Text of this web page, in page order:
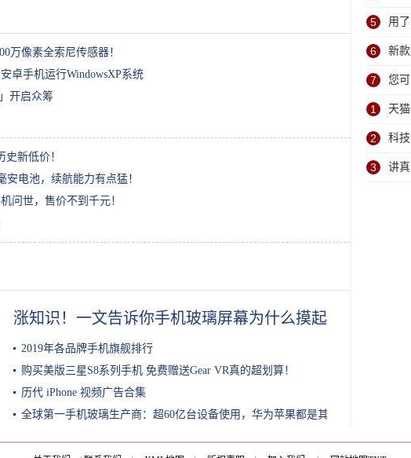
万像素全索尼传感器！
卓手机运行WindowsXP系统
开启众筹
新低价！
电池，续航能力有点猛！
问世，售价不到千元！
涨知识！一文告诉你手机玻璃屏幕为什么摸起来比普通玻
2019年各品牌手机旗舰排行
购买美版三星S8系列手机 免费赠送Gear VR真的超划算！
历代 iPhone 视频广告合集
全球第一手机玻璃生产商：超60亿台设备使用，华为苹果都是其用户
5 用
今
6 新
任
7 您
电
1 天
正确
2 科
平
3 讲